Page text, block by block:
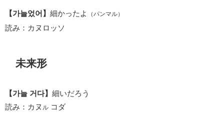
【가늘었어】 細かったよ （パンマル）
読み：カヌロッソ
未来形
【가늘 거다】 細いだろう
読み：カヌ ル コダ